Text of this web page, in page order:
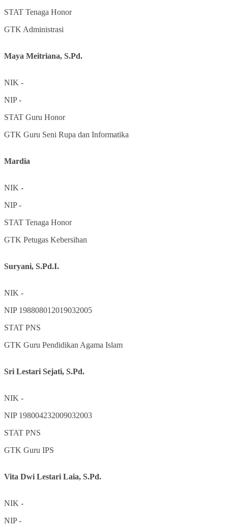
STAT Tenaga Honor
GTK Administrasi
Maya Meitriana, S.Pd.
NIK -
NIP-
STAT Guru Honor
GTK Guru Seni Rupa dan Informatika
Mardia
NIK -
NIP-
STAT Tenaga Honor
GTK Petugas Kebersihan
Suryani, S.Pd.I.
NIK -
NIP 198808012019032005
STAT PNS
GTK Guru Pendidikan Agama Islam
Sri Lestari Sejati, S.Pd.
NIK -
NIP 198004232009032003
STAT PNS
GTK Guru IPS
Vita Dwi Lestari Laia, S.Pd.
NIK -
NIP-